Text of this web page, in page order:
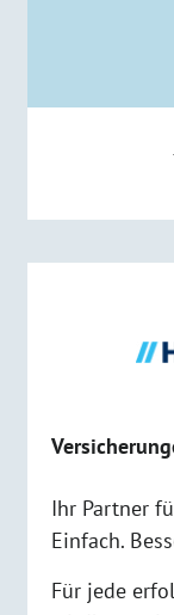
Ihr Partner
Einfach.
Für jede